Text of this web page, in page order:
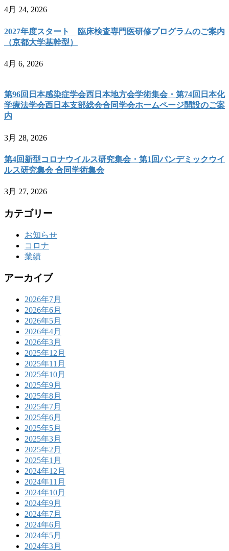
4月 24, 2026
2027年度スタート 臨床検査専門医研修プログラムのご案内
（京都大学基幹型）
4月 6, 2026
第96回日本感染症学会西日本地方会学術集会・第74回日本化
学療法学会西日本支部総会合同学会ホームページ開設のご案
内
3月 28, 2026
第4回新型コロナウイルス研究集会・第1回パンデミックウイ
ルス研究集会 合同学術集会
3月 27, 2026
カテゴリー
お知らせ
コロナ
業績
アーカイブ
2026年7月
2026年6月
2026年5月
2026年4月
2026年3月
2025年12月
2025年11月
2025年10月
2025年9月
2025年8月
2025年7月
2025年6月
2025年5月
2025年3月
2025年2月
2025年1月
2024年12月
2024年11月
2024年10月
2024年9月
2024年7月
2024年6月
2024年5月
2024年3月